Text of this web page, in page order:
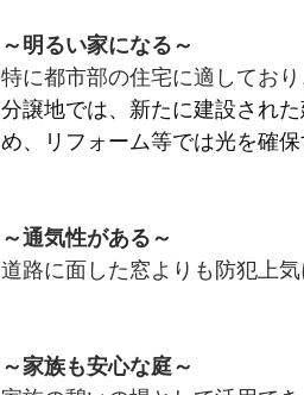
～明るい家になる～
特に都市部の住宅に適してお
分譲地では、新たに建設され
め、リフォーム等では光を確
～通気性がある～
道路に面した窓よりも防犯上
～家族も安心な庭～